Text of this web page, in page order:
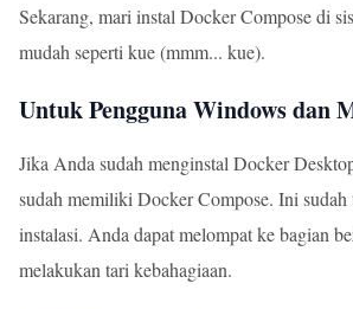
Sekarang, mari instal Docker Compose di
mudah seperti kue (mmm... kue).
Untuk Pengguna Windows dan
Jika Anda sudah menginstal Docker
sudah memiliki Docker Compose. Ini sudah
instalasi. Anda dapat melompat ke bagian
melakukan tari kebahagiaan.